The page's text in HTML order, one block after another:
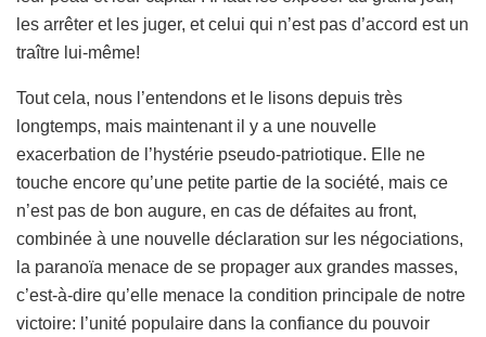
les arrêter et les juger, et celui qui n’est pas d’accord est un
traître lui-même!
Tout cela, nous l’entendons et le lisons depuis très
longtemps, mais maintenant il y a une nouvelle
exacerbation de l’hystérie pseudo-patriotique. Elle ne
touche encore qu’une petite partie de la société, mais ce
n’est pas de bon augure, en cas de défaites au front,
combinée à une nouvelle déclaration sur les négociations,
la paranoïa menace de se propager aux grandes masses,
c’est-à-dire qu’elle menace la condition principale de notre
victoire: l’unité populaire dans la confiance du pouvoir